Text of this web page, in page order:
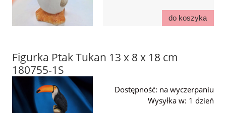
do koszyka
Figurka Ptak Tukan 13 x 8 x 18 cm
180755-1S
Dostępność: na wyczerpaniu
Wysyłka w: 1 dzień